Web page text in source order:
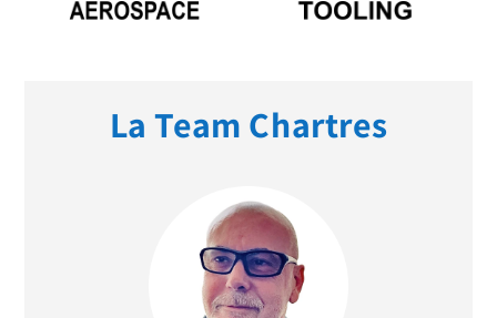
La Team Chartres